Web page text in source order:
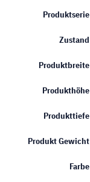
Produktserie
Zustand
Produktbreite
Produkthöhe
Produkttiefe
Produkt Gewicht
Farbe